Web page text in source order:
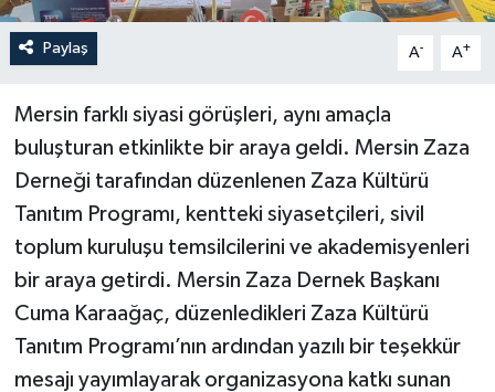
Paylaş A- A+
Mersin farklı siyasi görüşleri, aynı amaçla
buluşturan etkinlikte bir araya geldi. Mersin Zaza
Derneği tarafından düzenlenen Zaza Kültürü
Tanıtım Programı, kentteki siyasetçileri, sivil
toplum kuruluşu temsilcilerini ve akademisyenleri
bir araya getirdi. Mersin Zaza Dernek Başkanı
Cuma Karaağaç, düzenledikleri Zaza Kültürü
Tanıtım Programı’nın ardından yazılı bir teşekkür
mesajı yayımlayarak organizasyona katkı sunan